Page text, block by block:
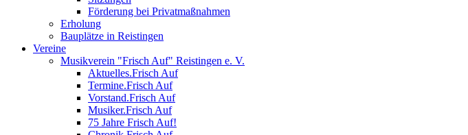
Förderung bei Privatmaßnahmen
Erholung
Bauplätze in Reistingen
Vereine
Musikverein "Frisch Auf" Reistingen e. V.
Aktuelles.Frisch Auf
Termine.Frisch Auf
Vorstand.Frisch Auf
Musiker.Frisch Auf
75 Jahre Frisch Auf!